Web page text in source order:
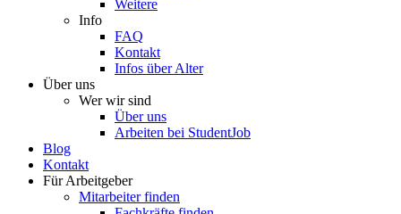
Weitere
Info
FAQ
Kontakt
Infos über Alter
Über uns
Wer wir sind
Über uns
Arbeiten bei StudentJob
Blog
Kontakt
Für Arbeitgeber
Mitarbeiter finden